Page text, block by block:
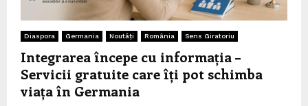
Diaspora Germania Noutăți România Sens Giratoriu
Integrarea începe cu informația –
Servicii gratuite care îți pot schimba
viața în Germania